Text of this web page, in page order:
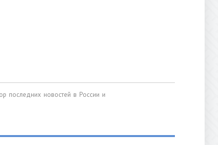
последних новостей в России и